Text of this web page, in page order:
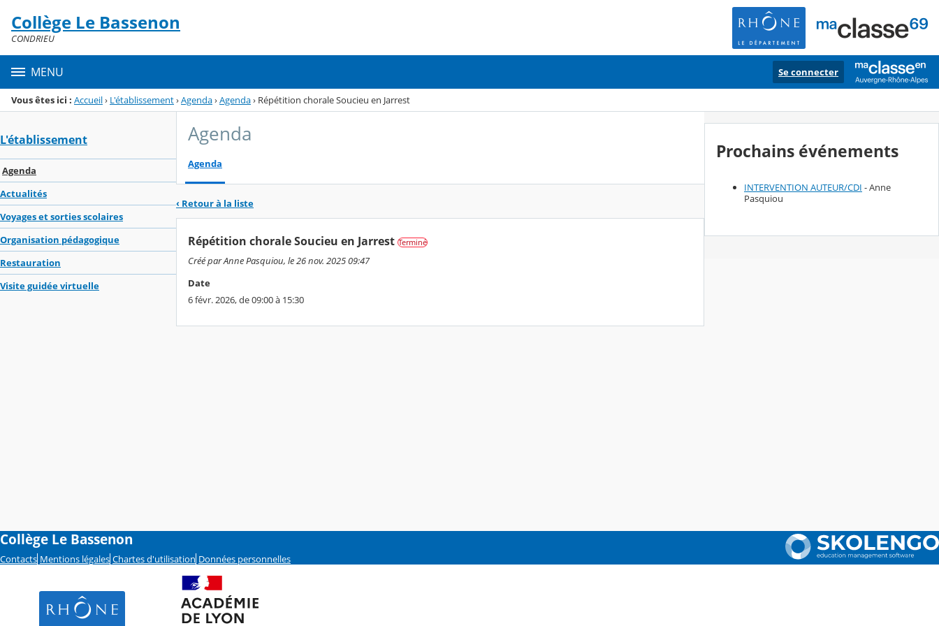
Menu de la rubrique
Contenu
Collège Le Bassenon
CONDRIEU
MENU Se connecter
Vous êtes ici : Accueil› L'établissement›Agenda›Agenda› Répétition chorale Soucieu en Jarrest
L'établissement
Agenda
Actualités
Voyages et sorties scolaires
Organisation pédagogique
Restauration
Visite guidée virtuelle
Agenda
Agenda
‹ Retour à la liste
Répétition chorale Soucieu en Jarrest Terminé
Créé par Anne Pasquiou, le 26 nov. 2025 09:47
Date
6 févr. 2026, de 09:00 à 15:30
Prochains événements
INTERVENTION AUTEUR/CDI - Anne
Pasquiou
Collège Le Bassenon
Contacts Mentions légales Chartes d'utilisation Données personnelles